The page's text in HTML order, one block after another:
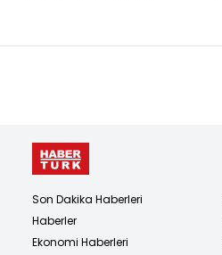
Son Dakika Haberleri
Haberler
Ekonomi Haberleri